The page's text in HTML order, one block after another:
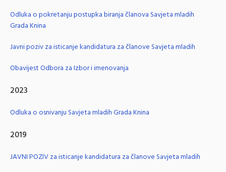
Odluka o pokretanju postupka biranja članova Savjeta mladih
Grada Knina
Javni poziv za isticanje kandidatura za članove Savjeta mladih
Obavijest Odbora za Izbor i imenovanja
2023
Odluka o osnivanju Savjeta mladih Grada Knina
2019
JAVNI POZIV za isticanje kandidatura za članove Savjeta mladih